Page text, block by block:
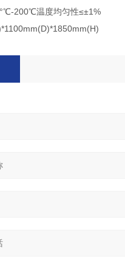
200℃温度均匀性≤±1%